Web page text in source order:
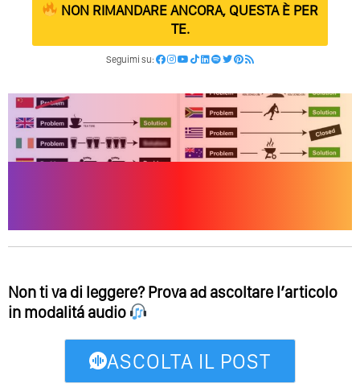
NON RIMANDARE ANCORA, QUESTA È PER
TE.
Seguimi su:
Non ti va di leggere? Prova ad ascoltare l’articolo
in modalitá audio
ASCOLTA IL POST